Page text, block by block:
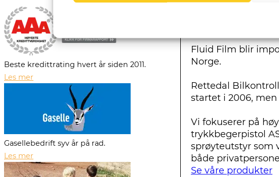
Fluid Film blir
Norge.
Rettedal
startet i 2006,
Vi fokuserer på
trykkbegerpistol
sprøyteutstyr som
både
Se våre produkter
Beste kredittrating hvert år siden 2011.
Les mer
Gasellebedrift syv år på rad.
Les mer